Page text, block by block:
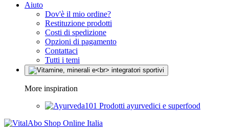
Aiuto
Dov'è il mio ordine?
Restituzione prodotti
Costi di spedizione
Opzioni di pagamento
Contattaci
Tutti i temi
More inspiration
Prodotti ayurvedici e superfood